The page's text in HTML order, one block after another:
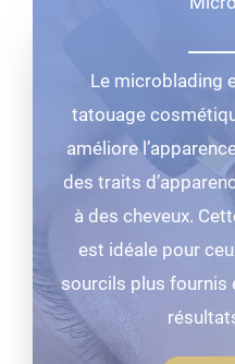
Le microblading
tatouage
améliore
des traits
à des cheveux.
est idéale pour
sourcils plus fournis